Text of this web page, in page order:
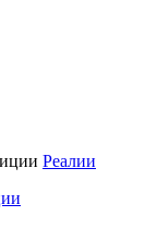
Реалии